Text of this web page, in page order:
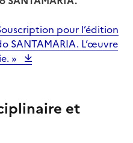
pour l’édition
SANTAMARIA. L’œuvre
»
et